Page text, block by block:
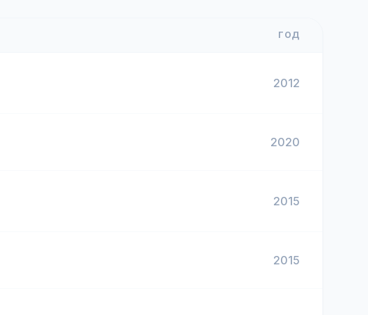
ГОД
2012
2020
2015
2015